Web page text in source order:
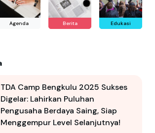
Agenda Berita Edukasi
TDA Camp Bengkulu 2025 Sukses
Digelar: Lahirkan Puluhan
Pengusaha Berdaya Saing, Siap
Menggempur Level Selanjutnya!